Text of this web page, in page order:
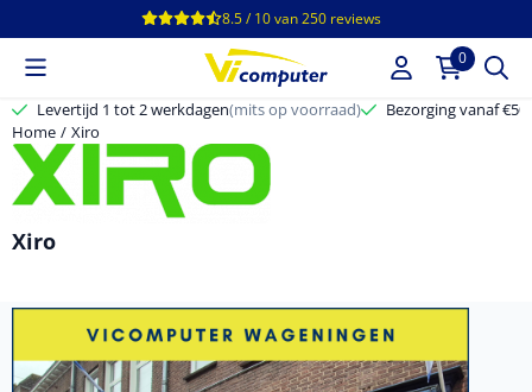
Cookievoorkeuren zijn beschikbaar. Kies instellingen of sta alle
8.5 / 10van250reviews
0
Levertijd 1 tot 2 werkdagen(mits op voorraad)
Bezorging vanaf
Home / Xiro
Xiro